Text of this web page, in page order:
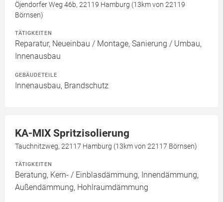
Öjendorfer Weg 46b, 22119 Hamburg (13km von 22119
Börnsen)
TÄTIGKEITEN
Reparatur, Neueinbau / Montage, Sanierung / Umbau,
Innenausbau
GEBÄUDETEILE
Innenausbau, Brandschutz
KA-MIX Spritzisolierung
Tauchnitzweg, 22117 Hamburg (13km von 22117 Börnsen)
TÄTIGKEITEN
Beratung, Kern- / Einblasdämmung, Innendämmung,
Außendämmung, Hohlraumdämmung